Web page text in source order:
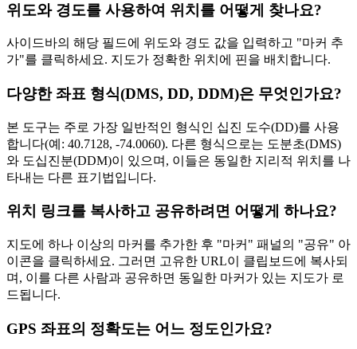
위도와 경도를 사용하여 위치를 어떻게 찾나요?
사이드바의 해당 필드에 위도와 경도 값을 입력하고 "마커 추
가"를 클릭하세요. 지도가 정확한 위치에 핀을 배치합니다.
다양한 좌표 형식(DMS, DD, DDM)은 무엇인가요?
본 도구는 주로 가장 일반적인 형식인 십진 도수(DD)를 사용
합니다(예: 40.7128, -74.0060). 다른 형식으로는 도분초(DMS)
와 도십진분(DDM)이 있으며, 이들은 동일한 지리적 위치를 나
타내는 다른 표기법입니다.
위치 링크를 복사하고 공유하려면 어떻게 하나요?
지도에 하나 이상의 마커를 추가한 후 "마커" 패널의 "공유" 아
이콘을 클릭하세요. 그러면 고유한 URL이 클립보드에 복사되
며, 이를 다른 사람과 공유하면 동일한 마커가 있는 지도가 로
드됩니다.
GPS 좌표의 정확도는 어느 정도인가요?